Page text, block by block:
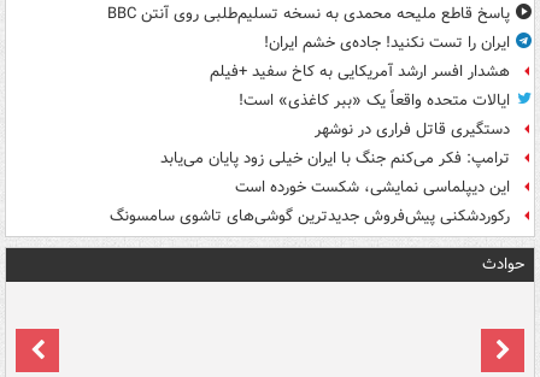
پاسخ قاطع ملیحه محمدی به نسخه تسلیم‌طلبی روی آنتن BBC
ایران را تست نکنید! جاده‌ی خشم ایران!
هشدار افسر ارشد آمریکایی به کاخ سفید +فیلم
ایالات متحده واقعاً یک «ببر کاغذی» است!
دستگیری قاتل فراری در نوشهر
ترامپ: فکر می‌کنم جنگ با ایران خیلی زود پایان می‌یابد
این دیپلماسی نمایشی، شکست خورده است
رکوردشکنی پیش‌فروش جدیدترین گوشی‌های تاشوی سامسونگ
حوادث